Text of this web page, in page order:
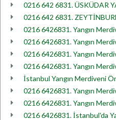
0216 642 6831. ÜSKÜDAR
0216 642 6831.
0216 6426831. Yangın
0216 6426831. Yangın
0216 6426831. Yangın
0216 6426831. Yangın
İstanbul Yangın Merdiveni
0216 6426831. Yangın
0216 6426831. Yangın
0216 6426831. İstanbul'da